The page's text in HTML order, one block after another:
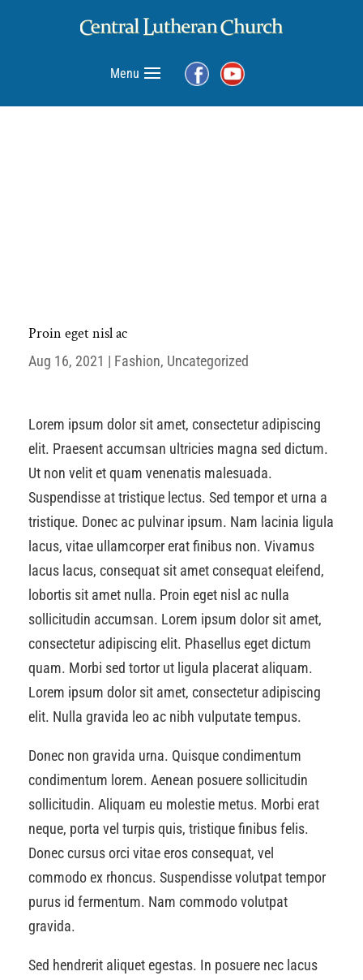
Menu
Proin eget nisl ac
Aug 16, 2021 | Fashion, Uncategorized
Lorem ipsum dolor sit amet, consectetur adipiscing
elit. Praesent accumsan ultricies magna sed dictum.
Ut non velit et quam venenatis malesuada.
Suspendisse at tristique lectus. Sed tempor et urna a
tristique. Donec ac pulvinar ipsum. Nam lacinia ligula
lacus, vitae ullamcorper erat finibus non. Vivamus
lacus lacus, consequat sit amet consequat eleifend,
lobortis sit amet nulla. Proin eget nisl ac nulla
sollicitudin accumsan. Lorem ipsum dolor sit amet,
consectetur adipiscing elit. Phasellus eget dictum
quam. Morbi sed tortor ut ligula placerat aliquam.
Lorem ipsum dolor sit amet, consectetur adipiscing
elit. Nulla gravida leo ac nibh vulputate tempus.
Donec non gravida urna. Quisque condimentum
condimentum lorem. Aenean posuere sollicitudin
sollicitudin. Aliquam eu molestie metus. Morbi erat
neque, porta vel turpis quis, tristique finibus felis.
Donec cursus orci vitae eros consequat, vel
commodo ex rhoncus. Suspendisse volutpat tempor
purus id fermentum. Nam commodo volutpat
gravida.
Sed hendrerit aliquet egestas. In posuere nec lacus